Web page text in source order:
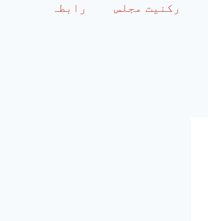
رکنیت مجلس رابطہ